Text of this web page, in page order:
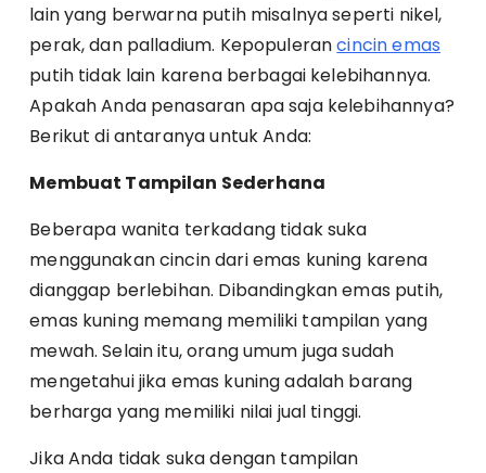
lain yang berwarna putih misalnya seperti nikel,
perak, dan palladium. Kepopulerancincin emas
putih tidak lain karena berbagai kelebihannya.
Apakah Anda penasaran apa saja kelebihannya?
Berikut di antaranya untuk Anda:
Membuat Tampilan Sederhana
Beberapa wanita terkadang tidak suka
menggunakan cincin dari emas kuning karena
dianggap berlebihan. Dibandingkan emas putih,
emas kuning memang memiliki tampilan yang
mewah. Selain itu, orang umum juga sudah
mengetahui jika emas kuning adalah barang
berharga yang memiliki nilai jual tinggi.
Jika Anda tidak suka dengan tampilan